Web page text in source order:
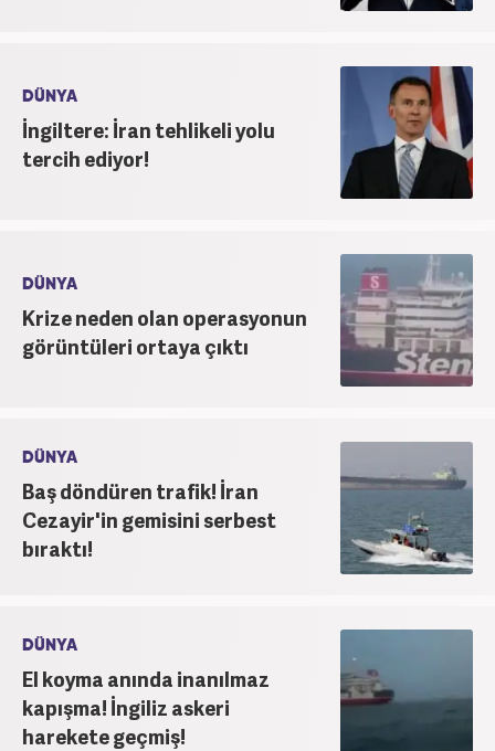
DÜNYA
İngiltere: İran tehlikeli yolu
tercih ediyor!
DÜNYA
Krize neden olan operasyonun
görüntüleri ortaya çıktı
DÜNYA
Baş döndüren trafik! İran
Cezayir'in gemisini serbest
bıraktı!
DÜNYA
El koyma anında inanılmaz
kapışma! İngiliz askeri
harekete geçmiş!